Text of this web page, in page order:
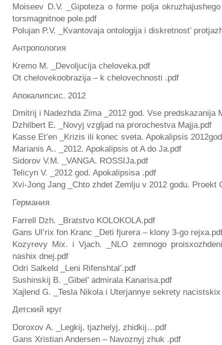
Moiseev D.V. _Gipoteza o forme polja
torsmagnitnoe pole.pdf
Polujan P.V. _Kvantovaja ontologija i diskretnost’
Антропология
Kremo M. _Devoljucija cheloveka.pdf
Ot chelovekoobrazija – k chelovechnosti .pdf
Апокалипсис. 2012
Dmitrij i Nadezhda Zima _2012 god. Vse predskazanija
Dzhilbert E. _Novyj vzgljad na prorochestva Majja.pdf
Kasse Et’en _Krizis ili konec sveta. Apokalipsis
Marianis A.. _2012. Apokalipsis ot A do Ja.pdf
Sidorov V.M. _VANGA. ROSSIJa.pdf
Telicyn V. _2012 god. Apokalipsisa .pdf
Xvi-Jong Jang _Chto zhdet Zemlju v 2012 godu. Proekt
Германия
Farrell Dzh. _Bratstvo KOLOKOLA.pdf
Gans Ul’rix fon Kranc _Deti fjurera – klony 3-go
Kozyrevy Mix. i Vjach. _NLO zemnogo
nashix dnej.pdf
Odri Salkeld _Leni Rifenshtal’.pdf
Sushinskij B. _Gibel’ admirala Kanarisa.pdf
Xajlend G. _Tesla Nikola i Uterjannye sekrety
Детский круг
Doroxov A. _Legkij, tjazhelyj, zhidkij…pdf
Gans Xristian Andersen – Navoznyj zhuk .pdf